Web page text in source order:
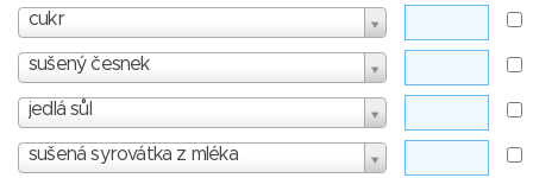
cukr
sušený česnek
jedlá sůl
sušená syrovátka z mléka